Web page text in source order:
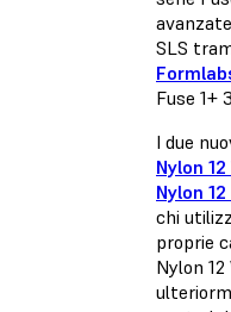
SLS
Fuse 1+
I due
Nylon
Nylon
chi
proprie
Nylon